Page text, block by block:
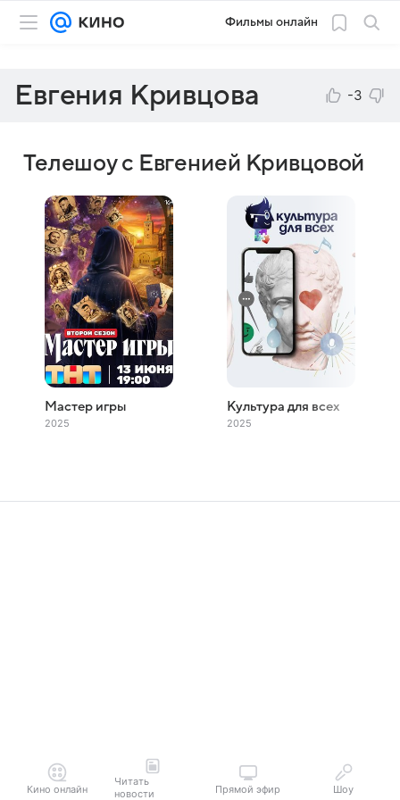
Фильмы онлайн
Евгения Кривцова -3
Телешоу с Евгенией Кривцовой
Мастер игры
2025
Культура для всех
2025
Кино онлайн
Читать
новости
Прямой эфир Шоу